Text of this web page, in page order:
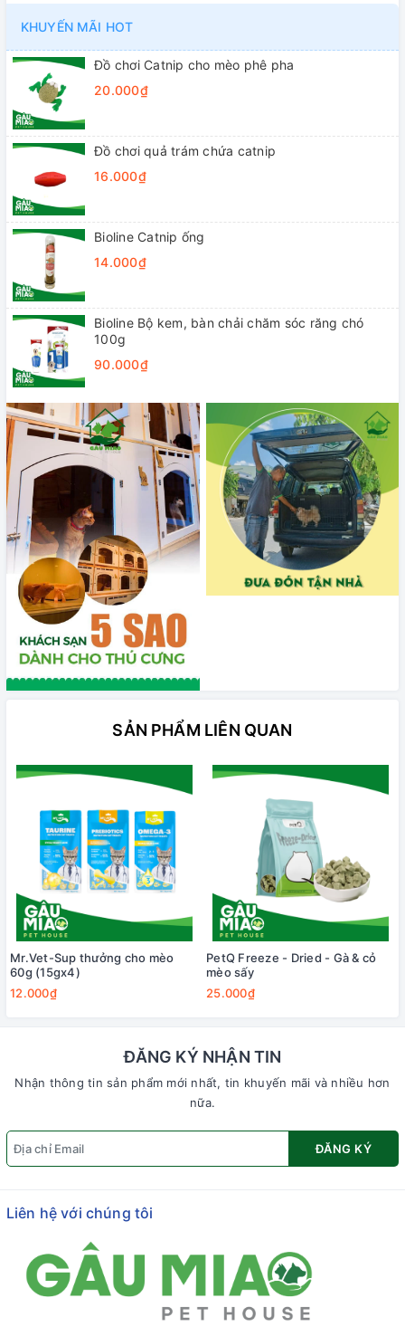
KHUYẾN MÃI HOT
Đồ chơi Catnip cho mèo phê pha
20.000₫
Đồ chơi quả trám chứa catnip
16.000₫
Bioline Catnip ống
14.000₫
Bioline Bộ kem, bàn chải chăm sóc răng chó
100g
90.000₫
SẢN PHẨM LIÊN QUAN
Mr.Vet-Sup thưởng cho mèo
60g (15gx4)
12.000₫
PetQ Freeze - Dried - Gà & cỏ
mèo sấy
25.000₫
ĐĂNG KÝ NHẬN TIN
Nhận thông tin sản phẩm mới nhất, tin khuyến mãi và nhiều hơn
nữa.
ĐĂNG KÝ
Liên hệ với chúng tôi